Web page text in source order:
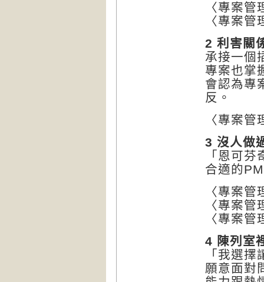
〈專案
〈專案
2 利害關
承接一個
專案也掌
會認為專
反。
〈專案
3 沒人做
「恩可
合適的
〈專案
〈專案
〈專案
4 陳列室
「我選
願意面對